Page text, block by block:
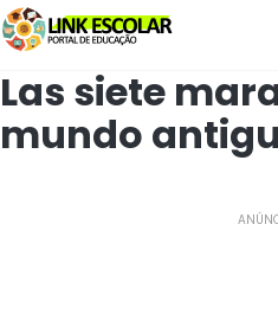
Enlace
Las siete
mundo